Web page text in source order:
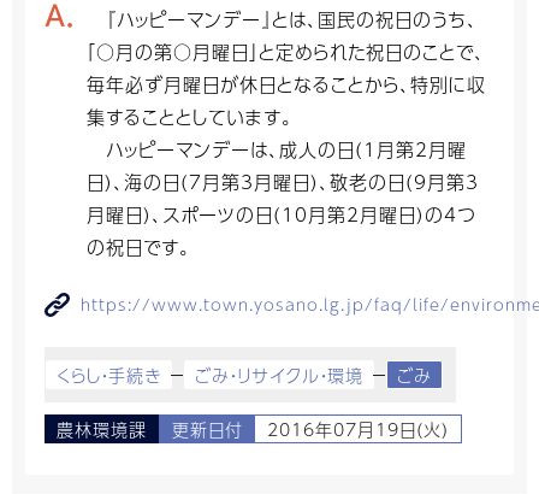
『ハッピーマンデー』とは、国民の祝日のうち、
「○月の第○月曜日」と定められた祝日のことで、
毎年必ず月曜日が休日となることから、特別に収
集することとしています。
ハッピーマンデーは、成人の日(1月第2月曜
日)、海の日(7月第3月曜日)、敬老の日(9月第3
月曜日)、スポーツの日(10月第2月曜日)の4つ
の祝日です。
https://www.town.yosano.lg.jp/faq/life/
くらし・手続き ごみ・リサイクル・環境 ごみ
農林環境課 更新日付 2016年07月19日(火)